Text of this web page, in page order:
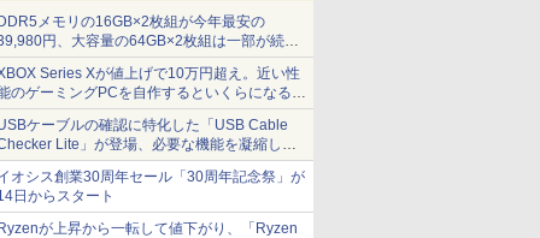
メモリの16GB×2枚組が今年最安の
円、大容量の64GB×2枚組は一部が続騰
月前半のメモリ価格]
Series Xが値上げで10万円超え。近い性
のゲーミングPCを自作するといくらになる？
石田賀津男の『酒の肴にPCゲーム』】
ケーブルの確認に特化した「USB Cable
Lite」が登場、必要な機能を凝縮しコ
パクトに 7日発売
オシス創業30周年セール「30周年記念祭」が
日からスタート
が上昇から一転して値下がり、「Ryzen